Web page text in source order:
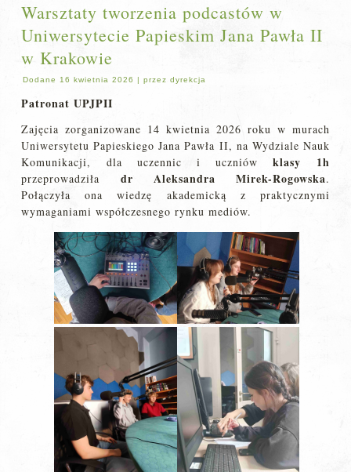
Warsztaty tworzenia podcastów w
Uniwersytecie Papieskim Jana Pawła II
w Krakowie
Dodane 16 kwietnia 2026 |przez dyrekcja
Patronat UPJPII
Zajęcia zorganizowane 14 kwietnia 2026 roku w murach
Uniwersytetu Papieskiego Jana Pawła II, na Wydziale Nauk
Komunikacji, dla uczennic i uczniówklasy 1h
przeprowadziła dr Aleksandra Mirek-Rogowska.
Połączyła ona wiedzę akademicką z praktycznymi
wymaganiami współczesnego rynku mediów.